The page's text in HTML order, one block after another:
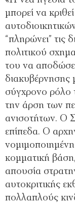
μπορεί να
“πληρώνει” τις
πολιτικού
του να
διακυβέρνησης
σύγχρονο ρόλο
την άρση των
ανισοτήτων. Ο
επίπεδα. Ο
κομματική
απουσία
αυτοκριτικής
πολλαπλούς